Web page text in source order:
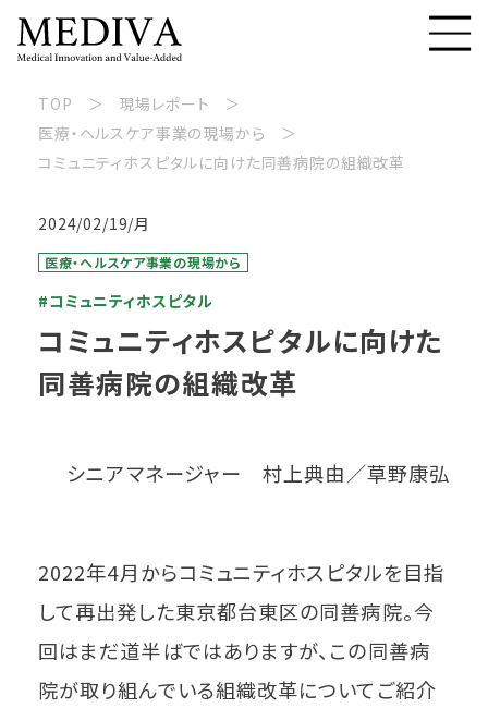
TOP
現場レポート
医療・ヘルスケア事業の現場から
コミュニティホスピタルに向けた同善病院の組織改革
2024/02/19/月
医療・ヘルスケア事業の現場から
#コミュニティホスピタル
コミュニティホスピタルに向けた
同善病院の組織改革
シニアマネージャー 村上典由／草野康弘
2022年4月からコミュニティホスピタルを目指
して再出発した東京都台東区の同善病院。今
回はまだ道半ばではありますが、この同善病
院が取り組んでいる組織改革についてご紹介